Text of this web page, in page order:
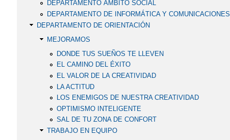
DEPARTAMENTO ÁMBITO SOCIAL
DEPARTAMENTO DE INFORMÁTICA Y COMUNICACIONES
DEPARTAMENTO DE ORIENTACIÓN
MEJORAMOS
DONDE TUS SUEÑOS TE LLEVEN
EL CAMINO DEL ÉXITO
EL VALOR DE LA CREATIVIDAD
LA ACTITUD
LOS ENEMIGOS DE NUESTRA CREATIVIDAD
OPTIMISMO INTELIGENTE
SAL DE TU ZONA DE CONFORT
TRABAJO EN EQUIPO